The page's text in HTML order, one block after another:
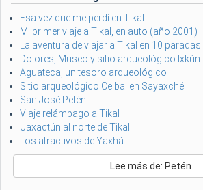
Esa vez que me perdí en Tikal
Mi primer viaje a Tikal, en auto (año 2001)
La aventura de viajar a Tikal en 10 paradas
Dolores, Museo y sitio arqueológico Ixkún
Aguateca, un tesoro arqueológico
Sitio arqueológico Ceibal en Sayaxché
San José Petén
Viaje relámpago a Tikal
Uaxactún al norte de Tikal
Los atractivos de Yaxhá
Lee más de: Petén